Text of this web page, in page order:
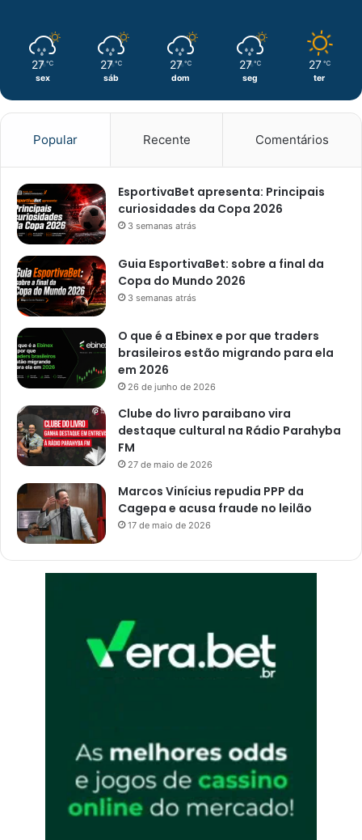
27 ℃
sex
27 ℃
sáb
27 ℃
dom
27 ℃
seg
27 ℃
ter
Popular Recente Comentários
EsportivaBet apresenta: Principais
curiosidades da Copa 2026
3 semanas atrás
Guia EsportivaBet: sobre a final da
Copa do Mundo 2026
3 semanas atrás
O que é a Ebinex e por que traders
brasileiros estão migrando para ela
em 2026
26 de junho de 2026
Clube do livro paraibano vira
destaque cultural na Rádio Parahyba
FM
27 de maio de 2026
Marcos Vinícius repudia PPP da
Cagepa e acusa fraude no leilão
17 de maio de 2026